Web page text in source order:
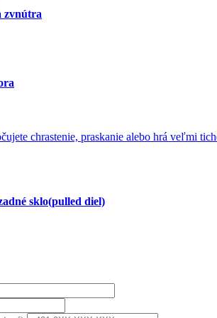
zvnútra
chrastenie, praskanie alebo hrá veľmi
sklo(pulled diel)